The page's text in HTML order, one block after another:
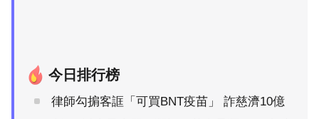
今日排行榜
律師勾掮客誆「可買BNT疫苗」 詐慈濟10億